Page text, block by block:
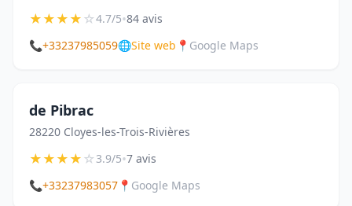
★★★★☆4.7/5•84 avis
📞+33237985059🌐Site web 📍 Google Maps
de Pibrac
28220 Cloyes-les-Trois-Rivières
★★★★☆3.9/5•7 avis
📞+33237983057 📍 Google Maps